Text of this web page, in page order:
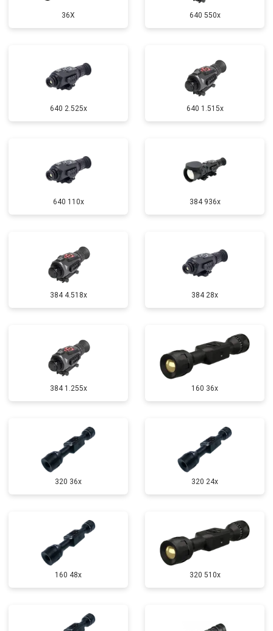
36X 640 550x
640 2.525x 640 1.515x
640 110x 384 936x
384 4.518x 384 28x
384 1.255х 160 36x
320 36x 320 24x
160 48x 320 510x